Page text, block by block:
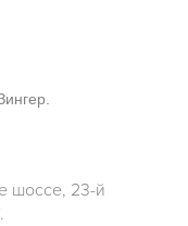
шоссе, 23-й